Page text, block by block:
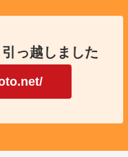
っ越しました